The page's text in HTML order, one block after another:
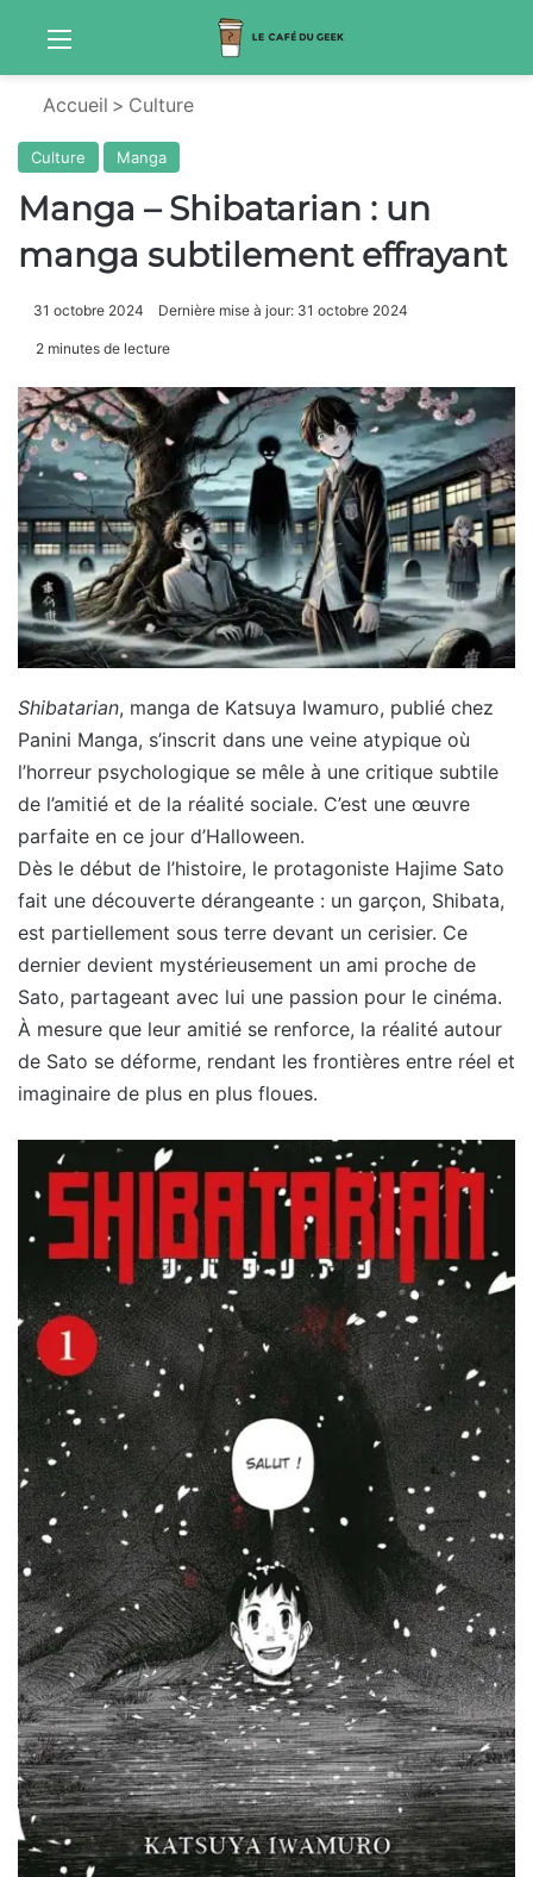
Menu
Accueil > Culture
Culture Manga
Manga – Shibatarian : un
manga subtilement effrayant
31 octobre 2024 Dernière mise à jour: 31 octobre 2024
2 minutes de lecture
Shibatarian, manga de Katsuya Iwamuro, publié chez
Panini Manga, s’inscrit dans une veine atypique où
l’horreur psychologique se mêle à une critique subtile
de l’amitié et de la réalité sociale. C’est une œuvre
parfaite en ce jour d’Halloween.
Dès le début de l’histoire, le protagoniste Hajime Sato
fait une découverte dérangeante : un garçon, Shibata,
est partiellement sous terre devant un cerisier. Ce
dernier devient mystérieusement un ami proche de
Sato, partageant avec lui une passion pour le cinéma.
À mesure que leur amitié se renforce, la réalité autour
de Sato se déforme, rendant les frontières entre réel et
imaginaire de plus en plus floues.